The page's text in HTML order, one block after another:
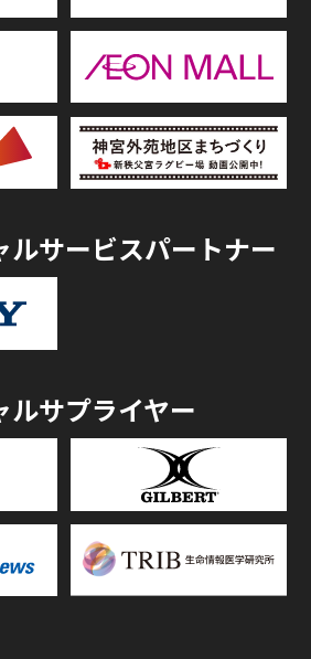
ルサービスパートナー
ルサプライヤー